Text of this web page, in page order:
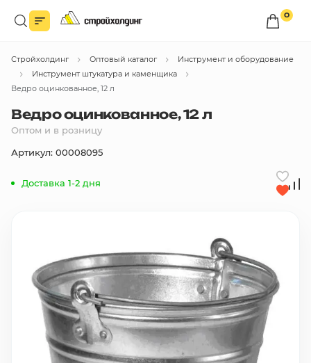
0
Войдите в личный кабинет
Вы сможете оформлять заказыпо оптовым ценам.
Каталог товаров
Быстрый заказ по списку
Сравнение
В корзину
10 000 ₽
Минимальный заказ
Стройхолдинг Оптовый каталог
Инструмент и оборудование
Инструмент штукатура и каменщика
Ведро оцинкованное, 12 л
Ведро оцинкованное, 12 л
Оптом и в розницу
Артикул: 00008095
Доставка 1-2 дня